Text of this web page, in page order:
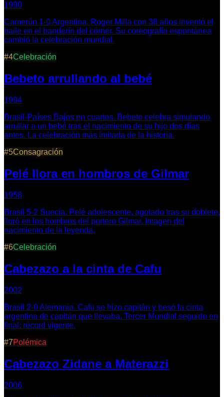
1990
Camerún 1-0 Argentina. Roger Milla con 38 años inventó el
baile en el banderín del córner. Su coreografía espontánea
cambió la celebración mundial.
#4Celebración
Bebeto arrullando al bebé
1994
Brasil-Países Bajos en cuartos. Bebeto celebra simulando
arrullar a un bebé tras el nacimiento de su hijo dos días
antes. La celebración más imitada de la historia.
#5Consagración
Pelé llora en hombros de Gilmar
1958
Brasil 5-2 Suecia. Pelé adolescente, agotado tras su doblete,
lloró en los hombros del portero Gilmar. Imagen del
nacimiento de la leyenda.
#6Celebración
Cabezazo a la cinta de Cafu
2002
Brasil 2-0 Alemania. Cafu se hizo capitán y besó la cinta
argentina de capitán que llevaba. Tercer Mundial seguido en
final: récord vigente.
#7Polémica
Cabezazo Zidane a Materazzi
2006